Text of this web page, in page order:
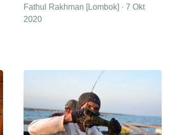
Fathul Rakhman [Lombok]
7 Okt
2020